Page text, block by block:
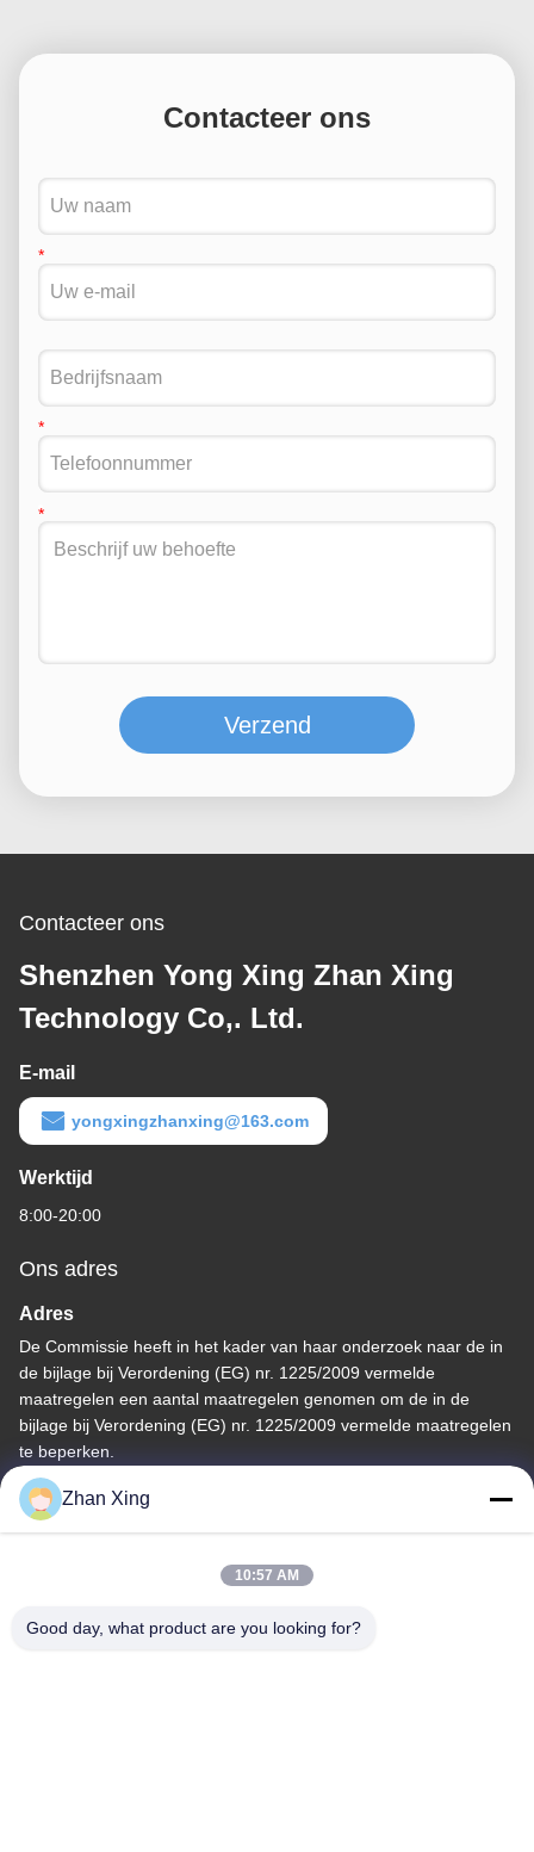
Contacteer ons
Verzend
Contacteer ons
Shenzhen Yong Xing Zhan Xing
Technology Co,. Ltd.
E-mail
yongxingzhanxing@163.com
Werktijd
8:00-20:00
Ons adres
Adres
De Commissie heeft in het kader van haar onderzoek naar de in
de bijlage bij Verordening (EG) nr. 1225/2009 vermelde
maatregelen een aantal maatregelen genomen om de in de
bijlage bij Verordening (EG) nr. 1225/2009 vermelde maatregelen
te beperken.
Tel.
86-0755-29932659
Zhan Xing
10:57 AM
Good day, what product are you looking for?